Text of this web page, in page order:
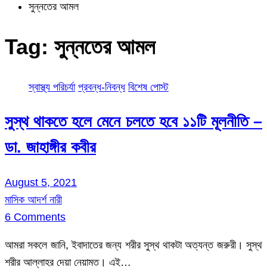
সুন্নতের আমল
Tag: সুন্নতের আমল
স্বাস্থ্য পরিচর্যা প্রবন্ধ-নিবন্ধ বিশেষ পোস্ট
সুস্থ থাকতে হলে মেনে চলতে হবে ১১টি মূলনীতি –
ডা. জাহাঙ্গীর কবীর
August 5, 2021
মাসিক আদর্শ নারী
6 Comments
আমরা সকলে জানি, ইবাদাতের জন্য শরীর সুস্থ থাকটা অত্যন্ত জরুরী। সুস্থ
শরীর আল্লাহর দেয়া নেয়ামত। এই…